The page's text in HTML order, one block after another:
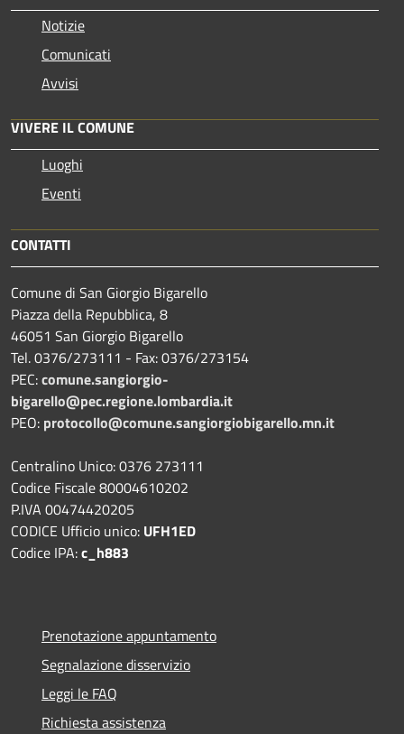
Notizie
Comunicati
Avvisi
VIVERE IL COMUNE
Luoghi
Eventi
CONTATTI
Comune di San Giorgio Bigarello
Piazza della Repubblica, 8
46051 San Giorgio Bigarello
Tel. 0376/273111 - Fax: 0376/273154
PEC:comune.sangiorgio-
bigarello@pec.regione.lombardia.it
PEO: protocollo@comune.sangiorgiobigarello.mn.it
Centralino Unico: 0376 273111
Codice Fiscale 80004610202
P.IVA 00474420205
CODICE Ufficio unico: UFH1ED
Codice IPA:c_h883
Prenotazione appuntamento
Segnalazione disservizio
Leggi le FAQ
Richiesta assistenza